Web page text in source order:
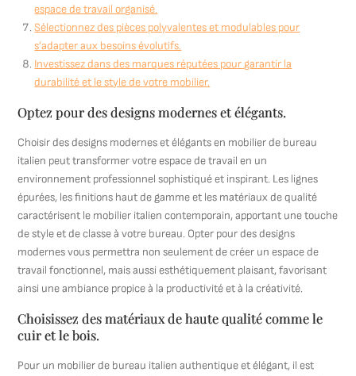
espace de travail organisé.
Sélectionnez des pièces polyvalentes et modulables pour
s’adapter aux besoins évolutifs.
Investissez dans des marques réputées pour garantir la
durabilité et le style de votre mobilier.
Optez pour des designs modernes et élégants.
Choisir des designs modernes et élégants en mobilier de bureau
italien peut transformer votre espace de travail en un
environnement professionnel sophistiqué et inspirant. Les lignes
épurées, les finitions haut de gamme et les matériaux de qualité
caractérisent le mobilier italien contemporain, apportant une touche
de style et de classe à votre bureau. Opter pour des designs
modernes vous permettra non seulement de créer un espace de
travail fonctionnel, mais aussi esthétiquement plaisant, favorisant
ainsi une ambiance propice à la productivité et à la créativité.
Choisissez des matériaux de haute qualité comme le
cuir et le bois.
Pour un mobilier de bureau italien authentique et élégant, il est